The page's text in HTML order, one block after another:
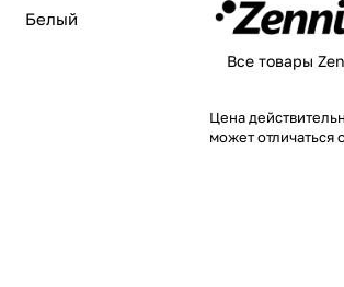
Белый
Все товары
Цена
может отличаться